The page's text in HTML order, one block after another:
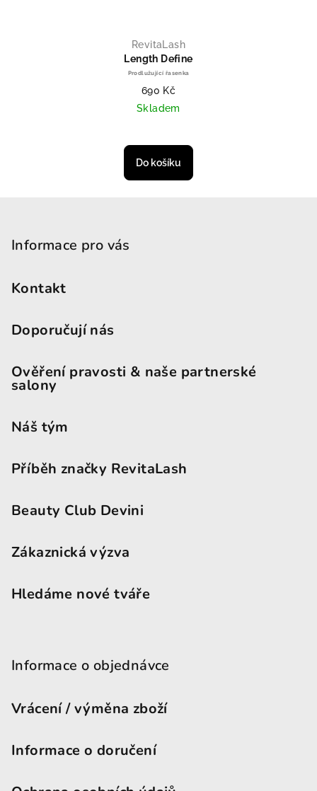
RevitaLash
Length Define
Prodlužující řasenka
690 Kč
Skladem
Do košíku
Informace pro vás
Kontakt
Doporučují nás
Ověření pravosti & naše partnerské
salony
Náš tým
Příběh značky RevitaLash
Beauty Club Devini
Zákaznická výzva
Hledáme nové tváře
Informace o objednávce
Vrácení / výměna zboží
Informace o doručení